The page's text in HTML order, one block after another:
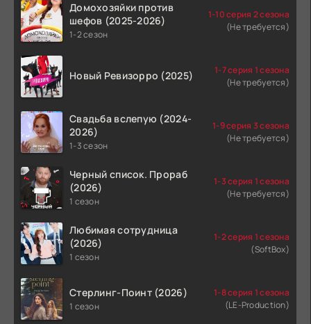
Домохозяйки против
шефов (2025-2026)
1-2 сезон
1-10 серия 2 сезона
(Не требуется)
Новый Ревизорро (2025)
1-7 серия 1 сезона
(Не требуется)
Свадьба вслепую (2024-
2026)
1-3 сезон
1-9 серия 3 сезона
(Не требуется)
Черный список. Прораб
(2026)
1 сезон
1-3 серия 1 сезона
(Не требуется)
Любимая сотрудница
(2026)
1 сезон
1-2 серия 1 сезона
(SoftBox)
Стерлинг-Поинт (2026)
1 сезон
1-8 серия 1 сезона
(LE-Production)